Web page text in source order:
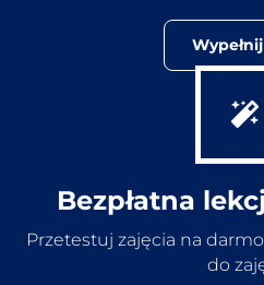
Bezpłatna
Przetestuj zajęcia na
do